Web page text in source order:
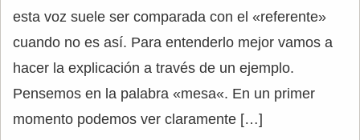
esta voz suele ser comparada con el «referente»
cuando no es así. Para entenderlo mejor vamos a
hacer la explicación a través de un ejemplo.
Pensemos en la palabra «mesa«. En un primer
momento podemos ver claramente […]